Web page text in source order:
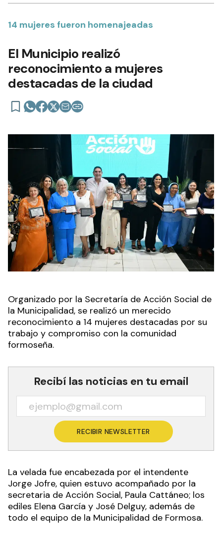
14 mujeres fueron homenajeadas
El Municipio realizó
reconocimiento a mujeres
destacadas de la ciudad
Organizado por la Secretaría de Acción Social de
la Municipalidad, se realizó un merecido
reconocimiento a 14 mujeres destacadas por su
trabajo y compromiso con la comunidad
formoseña.
Recibí las noticias en tu email
RECIBIR NEWSLETTER
La velada fue encabezada por el intendente
Jorge Jofre, quien estuvo acompañado por la
secretaria de Acción Social, Paula Cattáneo; los
ediles Elena García y José Delguy, además de
todo el equipo de la Municipalidad de Formosa.